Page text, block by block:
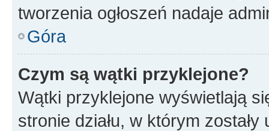
tworzenia ogłoszeń nadaje
Góra
Czym są wątki przyklejone?
Wątki przyklejone wyświetlają
stronie działu, w którym